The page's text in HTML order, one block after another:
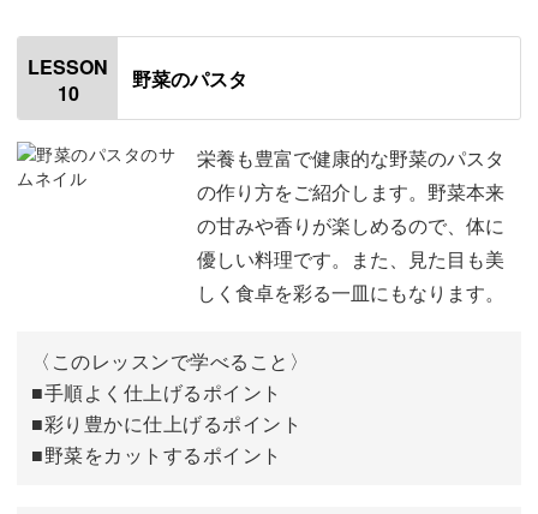
はじめに
使用材料
食材を切る 02:30
みじん切りした野菜を炒める 05:33
09:21
保存袋に移す
完成♪
LESSON
10
野菜のパスタ
栄養も豊富で健康的な野菜のパスタ
の作り方をご紹介します。野菜本来
の甘みや香りが楽しめるので、体に
優しい料理です。また、見た目も美
しく食卓を彩る一皿にもなります。
〈このレッスンで学べること〉
■手順よく仕上げるポイント
■彩り豊かに仕上げるポイント
■野菜をカットするポイント